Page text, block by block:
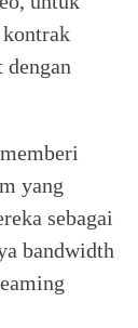
kontrak
yang
sebagai
bandwidth